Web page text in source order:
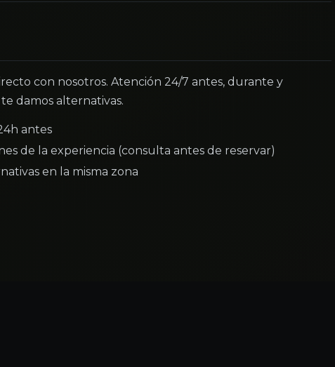
con nosotros. Atención 24/7 antes, durante y
damos alternativas.
antes
de la experiencia (consulta antes de reservar)
en la misma zona